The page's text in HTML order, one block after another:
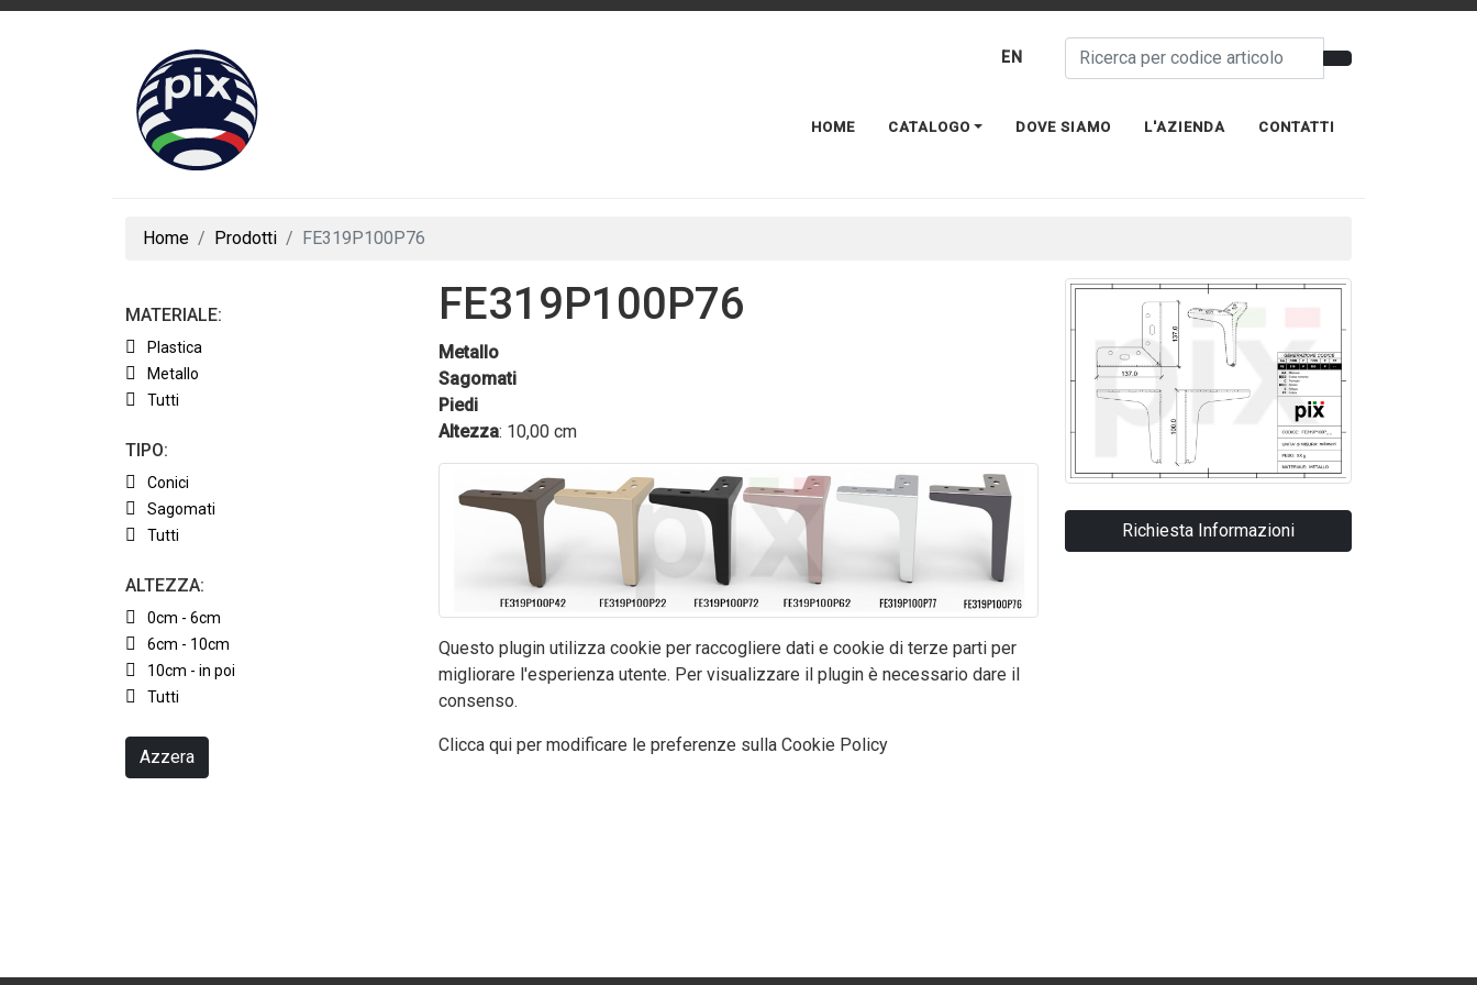
EN
HOME CATALOGO DOVE SIAMO L'AZIENDA CONTATTI
Home Prodotti FE319P100P76
MATERIALE:
Plastica
Metallo
Tutti
TIPO:
Conici
Sagomati
Tutti
ALTEZZA:
0cm - 6cm
6cm - 10cm
10cm - in poi
Tutti
Azzera
FE319P100P76
Metallo
Sagomati
Piedi
Altezza: 10,00 cm
Questo plugin utilizza cookie per raccogliere dati e cookie di terze parti per
migliorare l'esperienza utente. Per visualizzare il plugin è necessario dare il
consenso.
Clicca qui per modificare le preferenze sulla Cookie Policy
Richiesta Informazioni